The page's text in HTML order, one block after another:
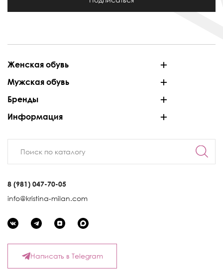
Женская обувь
Мужская обувь
Бренды
Информация
8 (981) 047-70-05
info@kristina-milan.com
Написать в Telegram